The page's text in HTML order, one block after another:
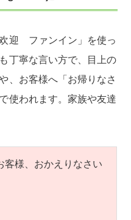
欢迎 ファンイン」を使っ
丁寧な言い方で、目上の
、お客様へ「お帰りなさ
使われます。家族や友達
客様、おかえりなさい